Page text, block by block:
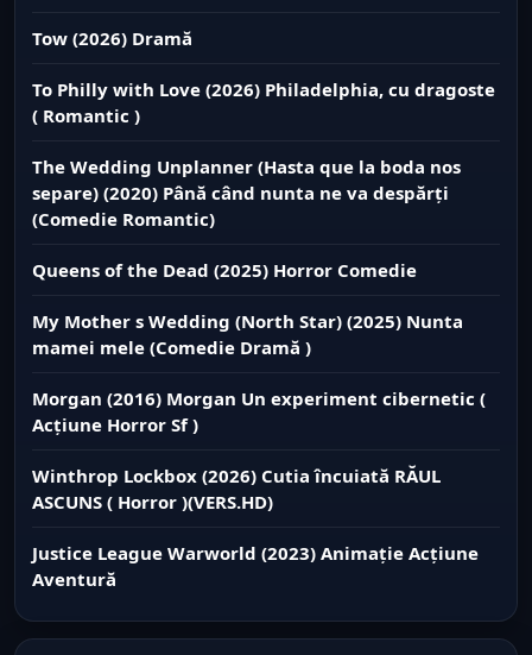
Tow (2026) Dramă
To Philly with Love (2026) Philadelphia, cu dragoste
( Romantic )
The Wedding Unplanner (Hasta que la boda nos
separe) (2020) Până când nunta ne va despărți
(Comedie Romantic)
Queens of the Dead (2025) Horror Comedie
My Mother s Wedding (North Star) (2025) Nunta
mamei mele (Comedie Dramă )
Morgan (2016) Morgan Un experiment cibernetic (
Acțiune Horror Sf )
Winthrop Lockbox (2026) Cutia încuiată RĂUL
ASCUNS ( Horror )(VERS.HD)
Justice League Warworld (2023) Animație Acțiune
Aventură